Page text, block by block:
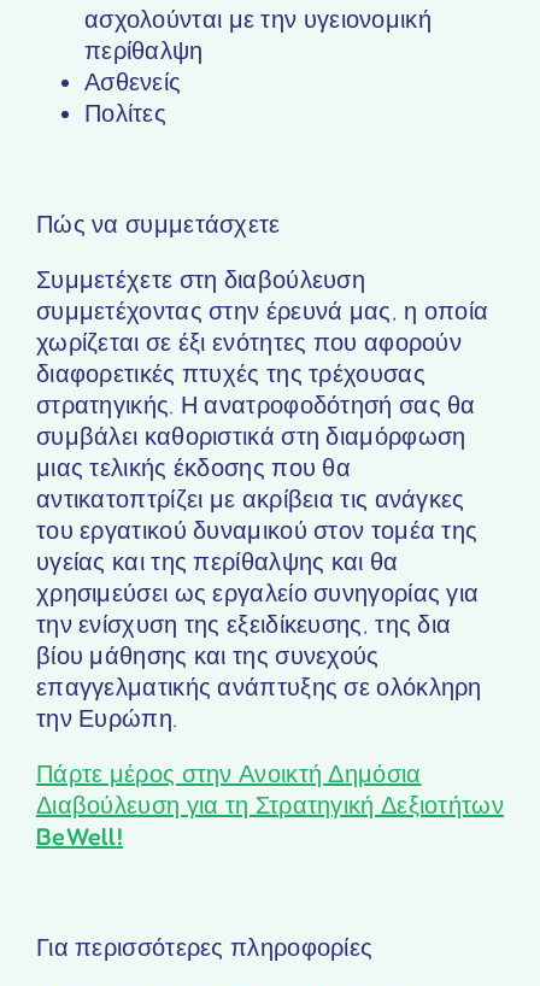
ασχολούνται με την υγειονομική
περίθαλψη
Ασθενείς
Πολίτες
Πώς να συμμετάσχετε
Συμμετέχετε στη διαβούλευση
συμμετέχοντας στην έρευνά μας, η οποία
χωρίζεται σε έξι ενότητες που αφορούν
διαφορετικές πτυχές της τρέχουσας
στρατηγικής. Η ανατροφοδότησή σας θα
συμβάλει καθοριστικά στη διαμόρφωση
μιας τελικής έκδοσης που θα
αντικατοπτρίζει με ακρίβεια τις ανάγκες
του εργατικού δυναμικού στον τομέα της
υγείας και της περίθαλψης και θα
χρησιμεύσει ως εργαλείο συνηγορίας για
την ενίσχυση της εξειδίκευσης, της δια
βίου μάθησης και της συνεχούς
επαγγελματικής ανάπτυξης σε ολόκληρη
την Ευρώπη.
Πάρτε μέρος στην Ανοικτή Δημόσια
Διαβούλευση για τη Στρατηγική Δεξιοτήτων
BeWell!
Για περισσότερες πληροφορίες